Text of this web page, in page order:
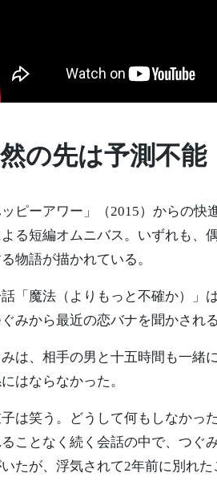
の先は予測不能
ッピーアワー」（2015）からの
る短編オムニバス。いずれも、
物語が描かれている。
「魔法（よりもっと不確か）」
みから最近の恋バナを聞かされ
は、相手の男と十五時間も一緒
はならなかった。
は笑う。どうして何もしなかっ
ことなく続く会話の中で、つぐ
たが、浮気されて2年前に別れ